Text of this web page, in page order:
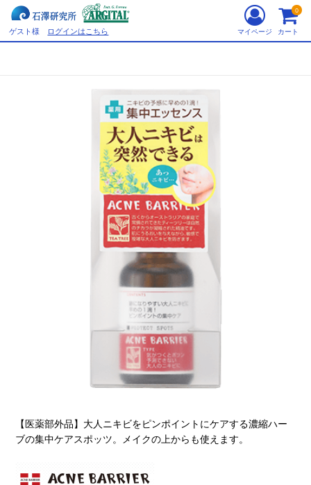
ゲスト様 ログインはこちら マイページ カート
0
【医薬部外品】大人ニキビをピンポイントにケアする濃縮ハー
ブの集中ケアスポッツ。メイクの上からも使えます。